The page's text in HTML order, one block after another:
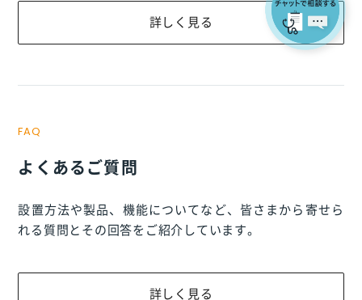
詳しく見る
FAQ
よくあるご質問
設置方法や製品、機能についてなど、皆さまから寄せら
れる質問とその回答をご紹介しています。
詳しく見る